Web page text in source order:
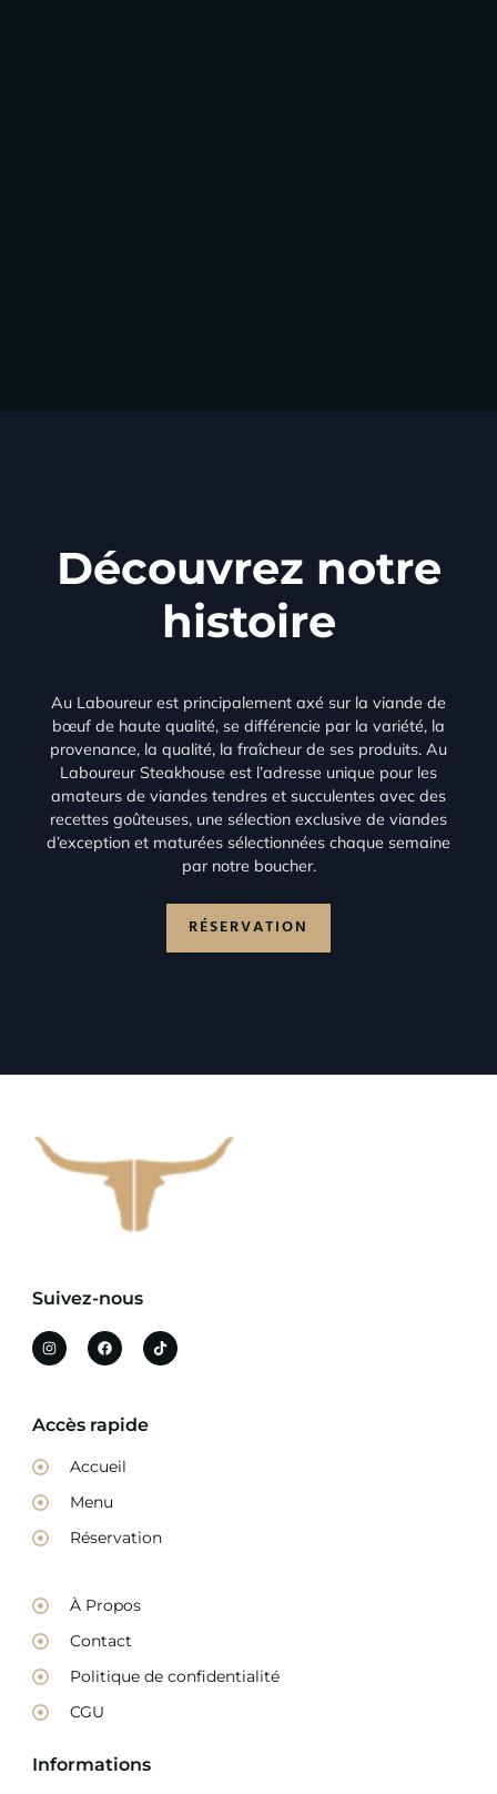
Découvrez notre
histoire
Au Laboureur est principalement axé sur la viande de
bœuf de haute qualité, se différencie par la variété, la
provenance, la qualité, la fraîcheur de ses produits. Au
Laboureur Steakhouse est l’adresse unique pour les
amateurs de viandes tendres et succulentes avec des
recettes goûteuses, une sélection exclusive de viandes
d’exception et maturées sélectionnées chaque semaine
par notre boucher.
RÉSERVATION
Suivez-nous
Accès rapide
Accueil
Menu
Réservation
À Propos
Contact
Politique de confidentialité
CGU
Informations